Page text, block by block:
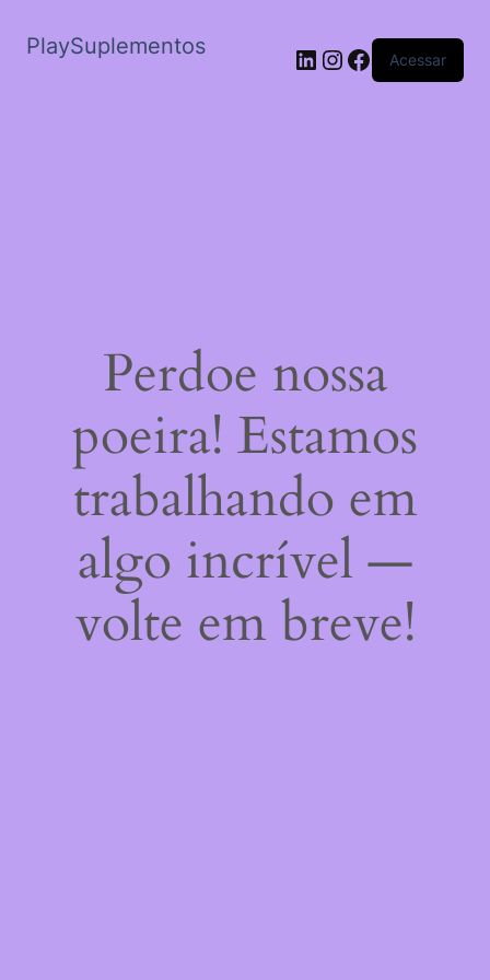
PlaySuplementos LinkedIn
Instagram
Facebook
Acessar
Perdoe nossa
poeira! Estamos
trabalhando em
algo incrível —
volte em breve!